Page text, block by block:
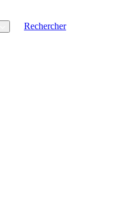
Rechercher